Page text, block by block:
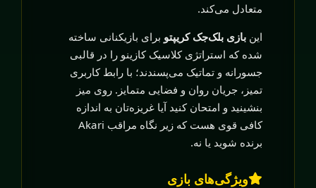
متعادل می‌کند.
این بازی بلک‌جک کریپتو برای بازیکنانی ساخته
شده که استراتژی کلاسیک کازینو را در قالبی
جسورانه و تماتیک می‌پسندند؛ با رابط کاربری
تمیز، جریان روان و فضایی متمایز. روی میز
بنشینید و امتحان کنید آیا غریزه‌تان به اندازه
کافی قوی هست که زیر نگاه مراقب Akari
برنده شوید یا نه.
ویژگی‌های بازی